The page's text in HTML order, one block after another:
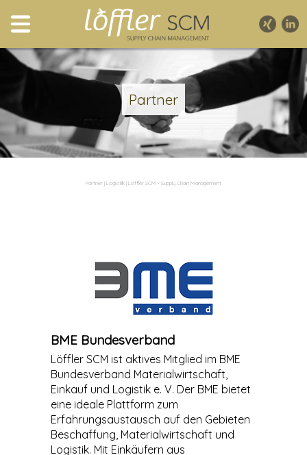
Partner
Partner | Logistik | Löffler SCM - Supply Chain Management
BME Bundesverband
Löffler SCM ist aktives Mitglied im BME
Bundesverband Materialwirtschaft,
Einkauf und Logistik e. V. Der BME bietet
eine ideale Plattform zum
Erfahrungsaustausch auf den Gebieten
Beschaffung, Materialwirtschaft und
Logistik. Mit Einkäufern aus